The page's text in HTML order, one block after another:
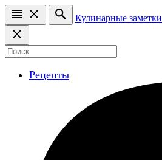
Кулинарные заметки
Рецепты